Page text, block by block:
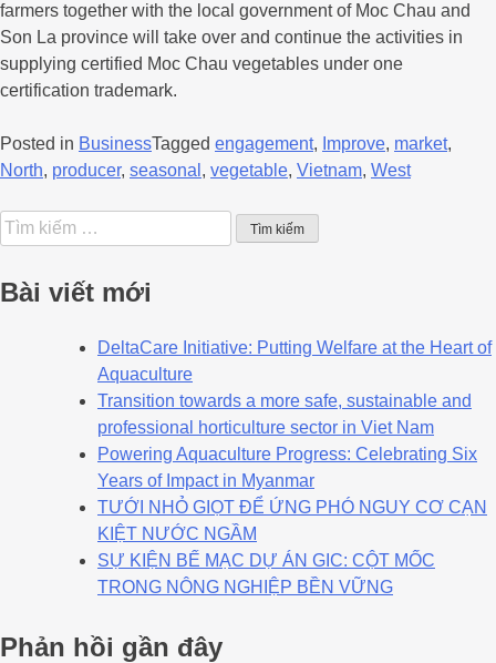
farmers together with the local government of Moc Chau and
Son La province will take over and continue the activities in
supplying certified Moc Chau vegetables under one
certification trademark.
Posted in BusinessTagged engagement, Improve, market,
North, producer, seasonal , vegetable, Vietnam, West
Bài viết mới
DeltaCare Initiative: Putting Welfare at the Heart of
Aquaculture
Transition towards a more safe, sustainable and
professional horticulture sector in Viet Nam
Powering Aquaculture Progress: Celebrating Six
Years of Impact in Myanmar
TƯỚI NHỎ GIỌT ĐỂ ỨNG PHÓ NGUY CƠ CẠN
KIỆT NƯỚC NGẦM
SỰ KIỆN BẾ MẠC DỰ ÁN GIC: CỘT MỐC
TRONG NÔNG NGHIỆP BỀN VỮNG
Phản hồi gần đây